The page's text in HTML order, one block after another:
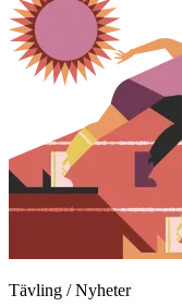
Tävling / Nyheter